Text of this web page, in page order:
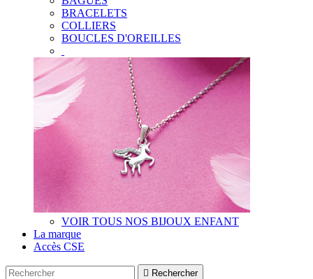
BRACELETS
COLLIERS
BOUCLES D'OREILLES
VOIR TOUS NOS BIJOUX ENFANT
La marque
Accès CSE
 Rechercher